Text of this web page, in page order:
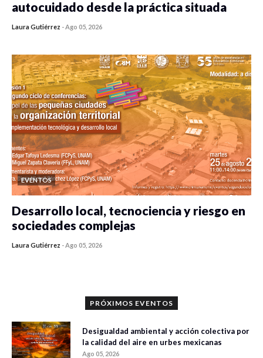
autocuidado desde la práctica situada
Laura Gutiérrez -Ago 05, 2026
EVENTOS
Desarrollo local, tecnociencia y riesgo en
sociedades complejas
Laura Gutiérrez -Ago 05, 2026
PRÓXIMOS EVENTOS
Desigualdad ambiental y acción colectiva por
la calidad del aire en urbes mexicanas
Ago 05, 2026